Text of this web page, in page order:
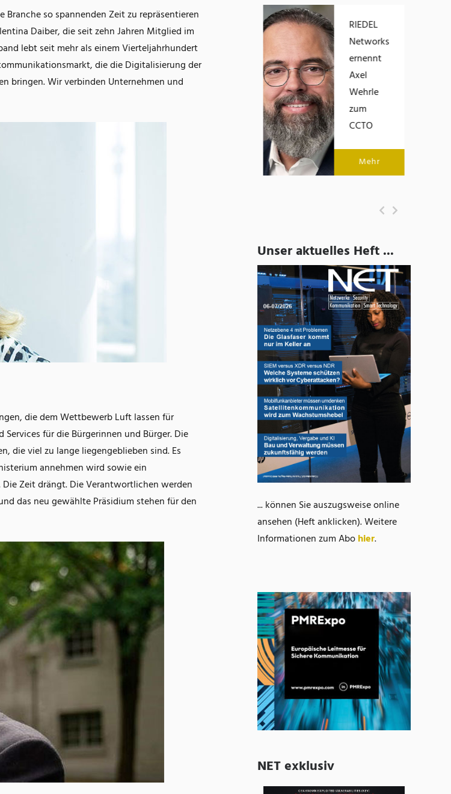
übernimmt die
Geschäftsführung
RIEDEL
Networks
ernennt
Axel
Wehrle
zum
CCTO
Mehr
Unser aktuelles Heft ...
... können Sie auszugsweise online
ansehen (Heft anklicken). Weitere
Informationen zum Abohier.
NET exklusiv
so spannenden Zeit zu repräsentieren
Daiber, die seit zehn Jahren Mitglied im
lebt seit mehr als einem Vierteljahrhundert
die die Digitalisierung der
bringen. Wir verbinden Unternehmen und
die dem Wettbewerb Luft lassen für
für die Bürgerinnen und Bürger. Die
die viel zu lange liegengeblieben sind. Es
annehmen wird sowie ein
Zeit drängt. Die Verantwortlichen werden
das neu gewählte Präsidium stehen für den